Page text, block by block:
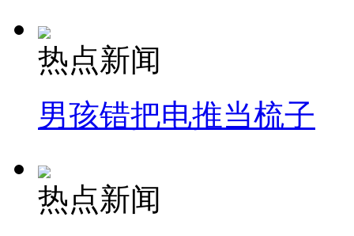
走！跟着总书记去植树
消防员救轻生者 花炮节热闹非凡 减压"枕头大战"
纽约上演“枕头大战”
热点新闻
男孩错把电推当梳子
热点新闻